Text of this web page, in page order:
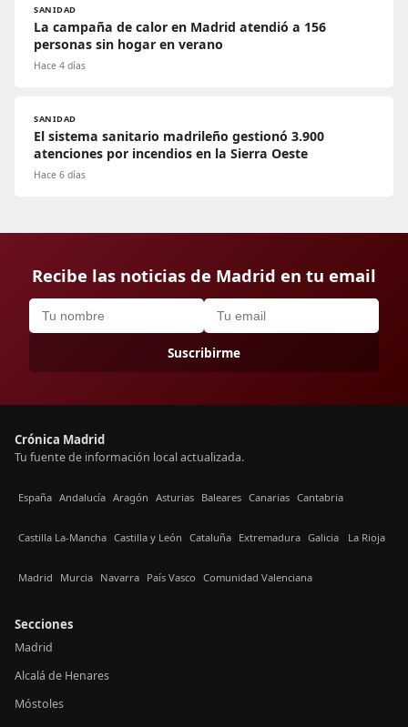
SANIDAD
La campaña de calor en Madrid atendió a 156
personas sin hogar en verano
Hace 4 días
SANIDAD
El sistema sanitario madrileño gestionó 3.900
atenciones por incendios en la Sierra Oeste
Hace 6 días
Recibe las noticias de Madrid en tu email
Suscribirme
Crónica Madrid
Tu fuente de información local actualizada.
España Andalucía Aragón Asturias Baleares Canarias Cantabria
Castilla La-Mancha Castilla y León Cataluña Extremadura Galicia La Rioja
Madrid Murcia Navarra País Vasco Comunidad Valenciana
Secciones
Madrid
Alcalá de Henares
Móstoles